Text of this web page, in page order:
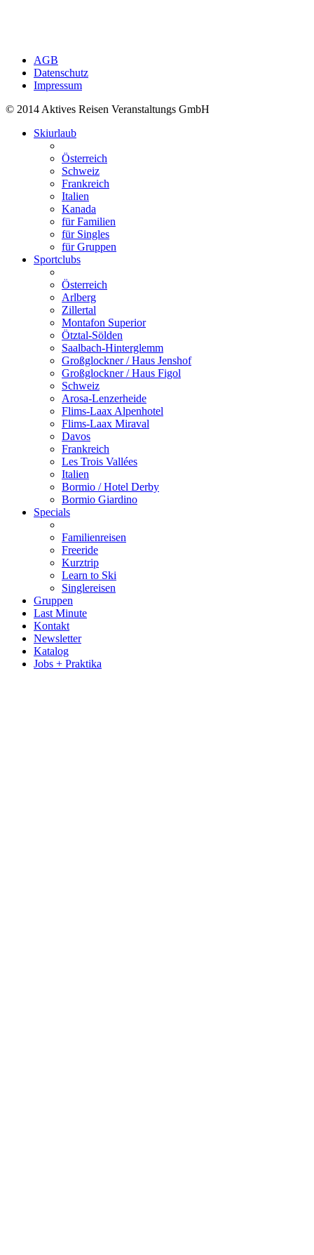
AGB
Datenschutz
Impressum
© 2014 Aktives Reisen Veranstaltungs GmbH
Skiurlaub
Österreich
Schweiz
Frankreich
Italien
Kanada
für Familien
für Singles
für Gruppen
Sportclubs
Österreich
Arlberg
Zillertal
Montafon Superior
Ötztal-Sölden
Saalbach-Hinterglemm
Großglockner / Haus Jenshof
Großglockner / Haus Figol
Schweiz
Arosa-Lenzerheide
Flims-Laax Alpenhotel
Flims-Laax Miraval
Davos
Frankreich
Les Trois Vallées
Italien
Bormio / Hotel Derby
Bormio Giardino
Specials
Familienreisen
Freeride
Kurztrip
Learn to Ski
Singlereisen
Gruppen
Last Minute
Kontakt
Newsletter
Katalog
Jobs + Praktika